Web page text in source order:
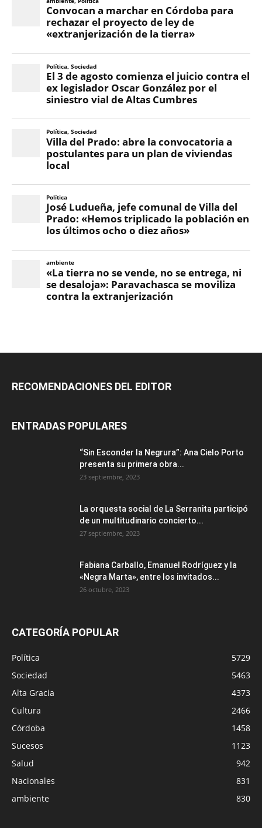
RECOMENDACIONES DEL EDITOR
ENTRADAS POPULARES
“Sin Esconder la Negrura”: Ana Cielo Porto
presenta su primera obra...
23 septiembre, 2023
La orquesta social de La Serranita participó
de un multitudinario concierto...
27 septiembre, 2023
Fabiana Carballo, Emanuel Rodríguez y la
«Negra Marta», entre los invitados...
26 octubre, 2023
CATEGORÍA POPULAR
Política
5729
Sociedad
5463
Alta Gracia
4373
Cultura
2466
Córdoba
1458
Sucesos
1123
Salud
942
Nacionales
831
ambiente
830